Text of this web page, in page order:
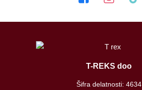
T-REKS doo
Šifra delatnosti: 4634